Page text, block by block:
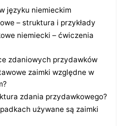
języku niemieckim
– struktura i przykłady
niemiecki – ćwiczenia
zdaniowych przydawków
zaimki względne w
zdania przydawkowego?
używane są zaimki